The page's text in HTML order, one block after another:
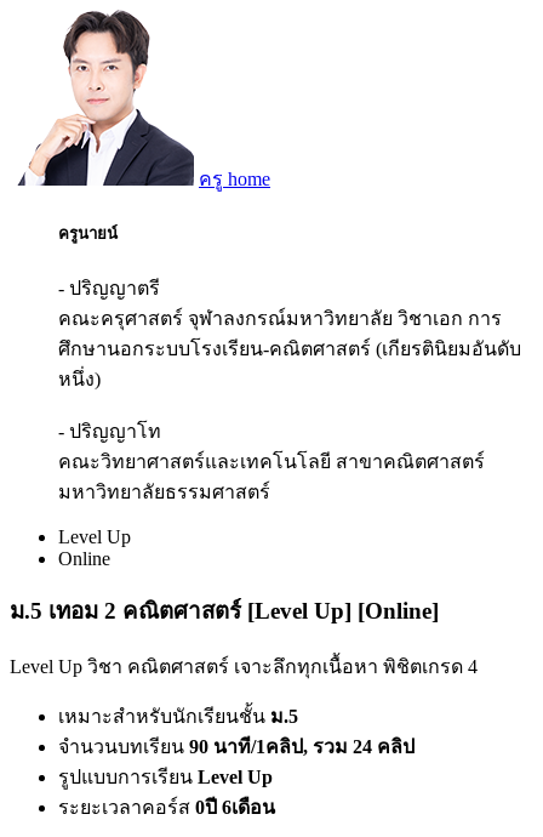
ครู home
ครูนายน์
- ปริญญาตรี
คณะครุศาสตร์ จุฬาลงกรณ์มหาวิทยาลัย วิชาเอก การ
ศึกษานอกระบบโรงเรียน-คณิตศาสตร์ (เกียรตินิยมอันดับ
หนึ่ง)
- ปริญญาโท
คณะวิทยาศาสตร์และเทคโนโลยี สาขาคณิตศาสตร์
มหาวิทยาลัยธรรมศาสตร์
Level Up
Online
ม.5 เทอม 2 คณิตศาสตร์ [Level Up] [Online]
Level Up วิชา คณิตศาสตร์ เจาะลึกทุกเนื้อหา พิชิตเกรด 4
เหมาะสำหรับนักเรียนชั้น ม.5
จำนวนบทเรียน 90 นาที/1คลิป, รวม 24 คลิป
รูปแบบการเรียน Level Up
ระยะเวลาคอร์ส 0ปี 6เดือน